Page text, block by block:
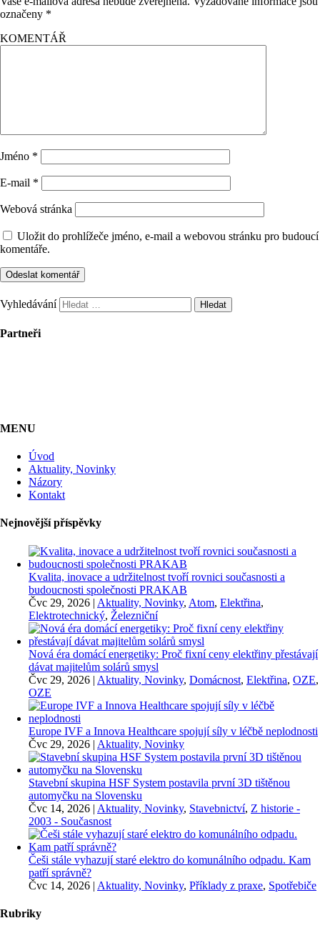
označeny *
KOMENTÁŘ
Jméno *
E-mail *
Webová stránka
Uložit do prohlížeče jméno, e-mail a webovou stránku pro budoucí
komentáře.
Vyhledávání
Partneři
MENU
Úvod
Aktuality, Novinky
Názory
Kontakt
Nejnovější příspěvky
Kvalita, inovace a udržitelnost tvoří rovnici současnosti a
budoucnosti společnosti PRAKAB
Čvc 29, 2026 | Aktuality, Novinky, Atom, Elektřina,
Elektrotechnický, Železniční
Nová éra domácí energetiky: Proč fixní ceny elektřiny přestávají
dávat majitelům solárů smysl
Čvc 29, 2026 | Aktuality, Novinky, Domácnost, Elektřina, OZE,
OZE
Europe IVF a Innova Healthcare spojují síly v léčbě neplodnosti
Čvc 29, 2026 | Aktuality, Novinky
Stavební skupina HSF System postavila první 3D tištěnou
automyčku na Slovensku
Čvc 14, 2026 | Aktuality, Novinky, Stavebnictví, Z historie -
2003 - Současnost
Češi stále vyhazují staré elektro do komunálního odpadu. Kam
patří správně?
Čvc 14, 2026 | Aktuality, Novinky, Příklady z praxe, Spotřebiče
Rubriky